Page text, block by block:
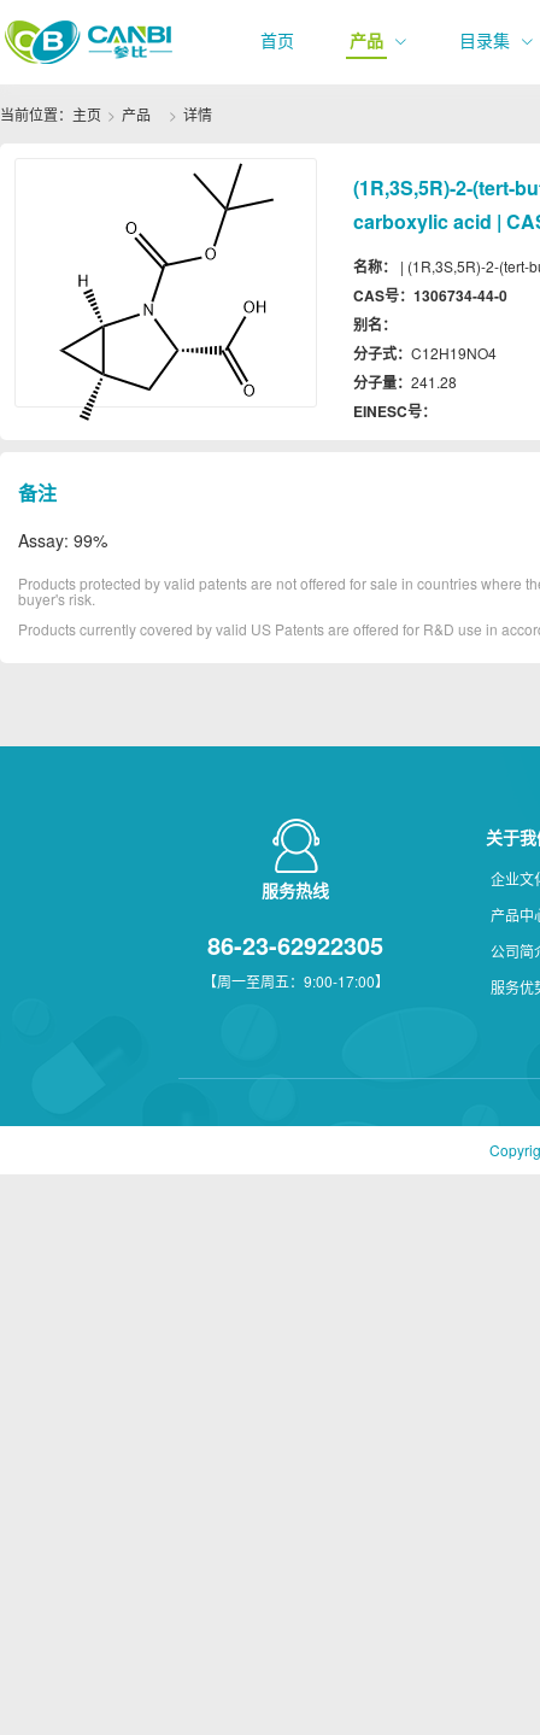
首页 产品 目录集
当前位置： 主页 产品 详情
(1R,3S,5R)-2-(tert-
carboxylic acid |
名称： | (1R,3S,5R)-2-(tert-
CAS号： 1306734-44-0
别名：
分子式： C12H19NO4
分子量： 241.28
EINESC号：
备注
Assay: 99%
Products protected by valid patents are not offered for sale in countries where
buyer's risk.
Products currently covered by valid US Patents are offered for R&D use in
服务热线
86-23-62922305
【周一至周五：9:00-17:00】
关于
企业文
产品中
公司简
服务优